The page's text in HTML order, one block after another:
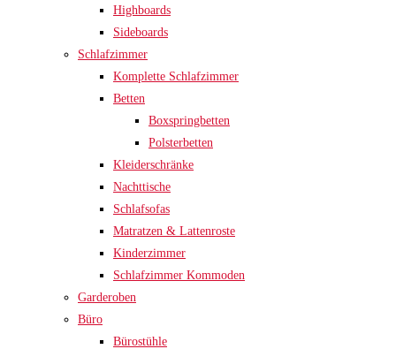
Highboards
Sideboards
Schlafzimmer
Komplette Schlafzimmer
Betten
Boxspringbetten
Polsterbetten
Kleiderschränke
Nachttische
Schlafsofas
Matratzen & Lattenroste
Kinderzimmer
Schlafzimmer Kommoden
Garderoben
Büro
Bürostühle